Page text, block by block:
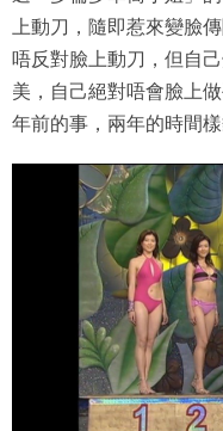
上動刀，隨即惹來變臉
唔反對臉上動刀，但自
美，自己絕對唔會臉上
年前的事，兩年的時間